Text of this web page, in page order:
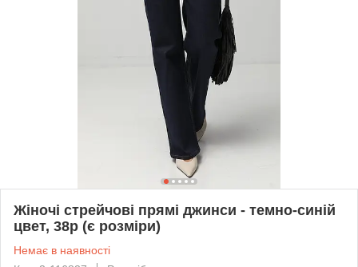
Жіночі стрейчові прямі джинси - темно-синій
цвет, 38р (є розміри)
Немає в наявності